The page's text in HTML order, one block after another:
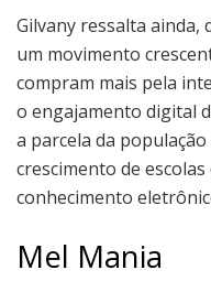
Gilvany ressalta ainda,
um movimento
compram mais pela
o engajamento digital
a parcela da
crescimento de
conhecimento
Mel Mania